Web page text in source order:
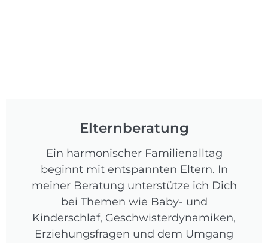
Elternberatung
Ein harmonischer Familienalltag
beginnt mit entspannten Eltern. In
meiner Beratung unterstütze ich Dich
bei Themen wie Baby- und
Kinderschlaf, Geschwisterdynamiken,
Erziehungsfragen und dem Umgang